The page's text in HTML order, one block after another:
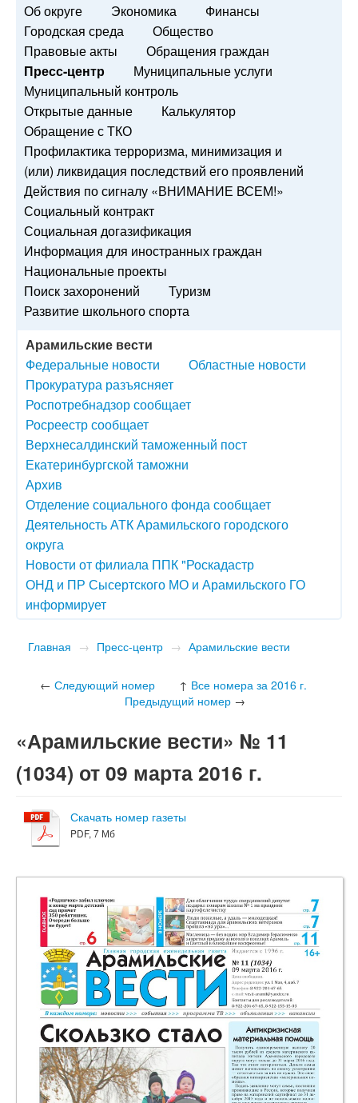
Об округе Экономика
Финансы
Городская среда
Общество
Правовые акты
Обращения граждан
Пресс-центр
Муниципальные услуги
Муниципальный контроль
Открытые данные
Калькулятор
Обращение с ТКО
Профилактика терроризма, минимизация и
(или) ликвидация последствий его проявлений
Действия по сигналу «ВНИМАНИЕ ВСЕМ!»
Социальный контракт
Социальная догазификация
Информация для иностранных граждан
Национальные проекты
Поиск захоронений
Туризм
Развитие школьного спорта
Арамильские вести
Федеральные новости
Областные новости
Прокуратура разъясняет
Роспотребнадзор сообщает
Росреестр сообщает
Верхнесалдинский таможенный пост
Екатеринбургской таможни
Архив
Отделение социального фонда сообщает
Деятельность АТК Арамильского городского
округа
Новости от филиала ППК "Роскадастр
ОНД и ПР Сысертского МО и Арамильского ГО
информирует
Главная → Пресс-центр → Арамильские вести
← Следующий номер ↑ Все номера за 2016 г.
Предыдущий номер →
«Арамильские вести» № 11
(1034) от 09 марта 2016 г.
Скачать номер газеты
PDF, 7 Мб